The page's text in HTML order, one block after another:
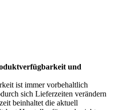
und
ist immer vorbehaltlich
sich Lieferzeiten verändern
beinhaltet die aktuell